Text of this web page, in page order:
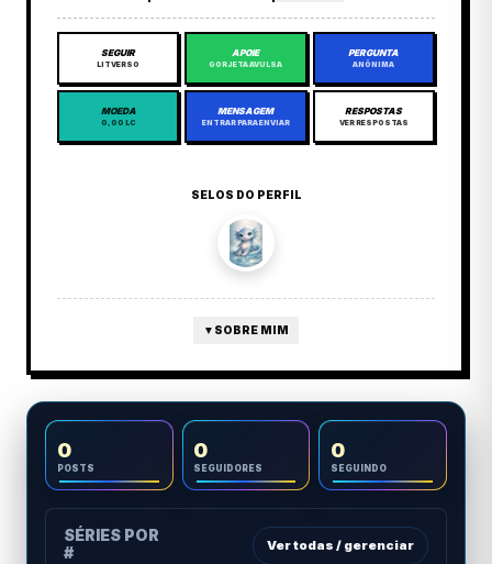
SEGUIR
LITVERSO
APOIE
GORJETA AVULSA
PERGUNTA
ANÔNIMA
MOEDA
0,00 LC
MENSAGEM
ENTRAR PARA ENVIAR
RESPOSTAS
VER RESPOSTAS
SELOS DO PERFIL
▼ SOBRE MIM
0
POSTS
0
SEGUIDORES
0
SEGUINDO
SÉRIES POR
#
Ver todas / gerenciar